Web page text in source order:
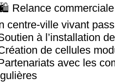
Relance commerciale
centre-ville vivant
à l’installation
de cellules
avec les